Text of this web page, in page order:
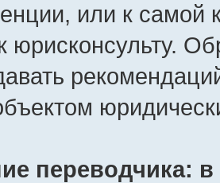
или к самой
переводчика: